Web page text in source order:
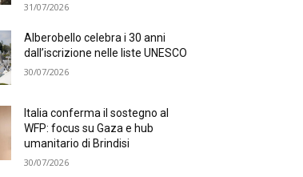
31/07/2026
Alberobello celebra i 30 anni
dall’iscrizione nelle liste UNESCO
30/07/2026
Italia conferma il sostegno al
WFP: focus su Gaza e hub
umanitario di Brindisi
30/07/2026